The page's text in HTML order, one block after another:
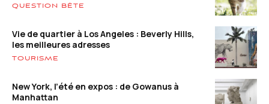
QUESTION BÊTE
Vie de quartier à Los Angeles : Beverly Hills,
les meilleures adresses
TOURISME
New York, l’été en expos : de Gowanus à
Manhattan